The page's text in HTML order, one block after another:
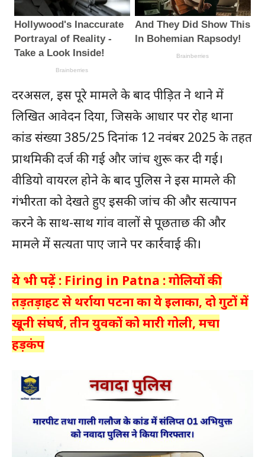
दरअसल, इस पूरे मामले के बाद पीड़ित ने थाने में
लिखित आवेदन दिया, जिसके आधार पर रोह थाना
कांड संख्या 385/25 दिनांक 12 नवंबर 2025 के तहत
प्राथमिकी दर्ज की गई और जांच शुरू कर दी गई।
वीडियो वायरल होने के बाद पुलिस ने इस मामले की
गंभीरता को देखते हुए इसकी जांच की और सत्यापन
करने के साथ-साथ गांव वालों से पूछताछ की और
मामले में सत्यता पाए जाने पर कार्रवाई की।
ये भी पढ़ें : Firing in Patna : गोलियों की
तड़तड़ाहट से थर्राया पटना का ये इलाका, दो गुटों में
खूनी संघर्ष, तीन युवकों को मारी गोली, मचा
हड़कंप